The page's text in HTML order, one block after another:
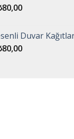
80,00
Duvar
80,00